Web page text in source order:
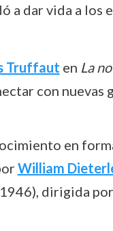
a dar vida a los
Truffaut en La
con nuevas
en
William
dirigida por